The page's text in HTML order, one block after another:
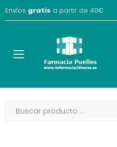
Envíos gratis a partir de 40€
Toggle